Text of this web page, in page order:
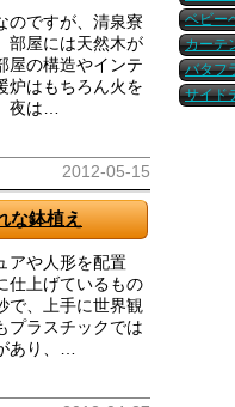
のですが、清泉寮
部屋には天然木が
屋の構造やインテ
炉はもちろん火を
夜は…
2012-05-15
な鉢植え
アや人形を配置
仕上げているもの
で、上手に世界観
プラスチックでは
あり、…
ベビー
カーテ
バタフ
サイド